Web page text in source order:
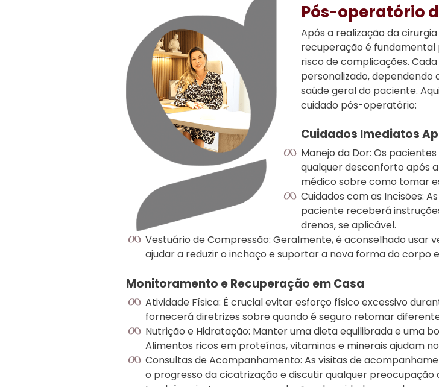
Pós-operatório
Após a realização da
recuperação é fundamental
risco de complicações.
personalizado,
saúde geral do paciente.
cuidado pós-operatório:
Cuidados Imediatos
Manejo da Dor: Os
qualquer desconforto após
médico sobre como tomar
Cuidados com as Incisões:
paciente receberá
drenos, se aplicável.
Vestuário de Compressão: Geralmente, é aconselhado
ajudar a reduzir o inchaço e suportar a nova forma do corpo
Monitoramento e Recuperação em Casa
Atividade Física: É crucial evitar esforço físico excessivo
fornecerá diretrizes sobre quando é seguro retomar
Nutrição e Hidratação: Manter uma dieta equilibrada e uma
Alimentos ricos em proteínas, vitaminas e minerais ajudam
Consultas de Acompanhamento: As visitas de
o progresso da cicatrização e discutir qualquer preocupação